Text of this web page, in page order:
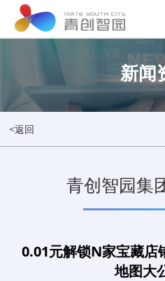
新闻
<返回
青创智园集
0.01元解锁N家宝藏店
地图大